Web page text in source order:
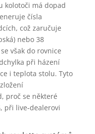
kolotoči má dopad
čísla
což zaručuje
nebo 38
však do rovnice
při házení
i teplota stolu. Tyto
proč se některé
při live‑dealerovi